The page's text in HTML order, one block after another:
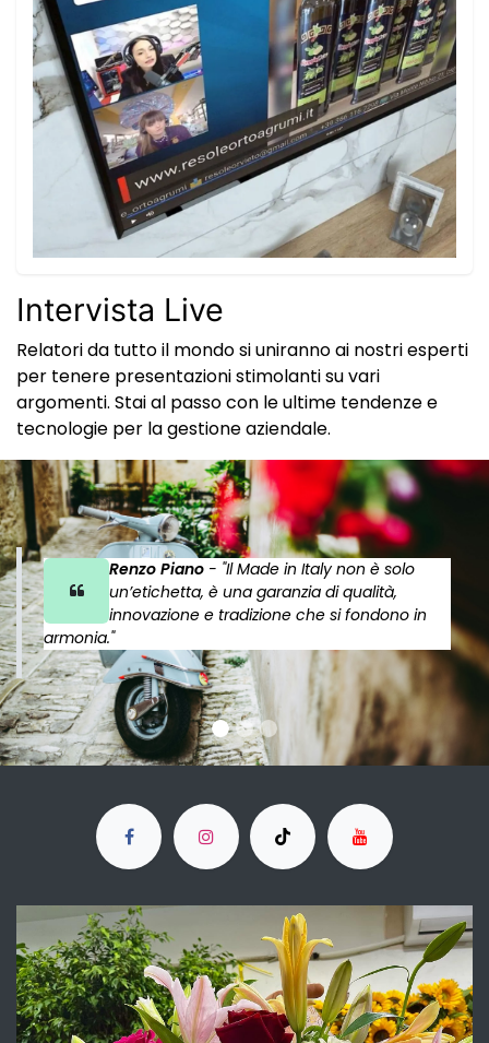
Intervista Live
Relatori da tutto il mondo si uniranno ai nostri esperti
per tenere presentazioni stimolanti su vari
argomenti. Stai al passo con le ultime tendenze e
tecnologie per la gestione aziendale.
Renzo Piano - "Il Made in Italy non è solo
un’etichetta, è una garanzia di qualità,
innovazione e tradizione che si fondono in
armonia."